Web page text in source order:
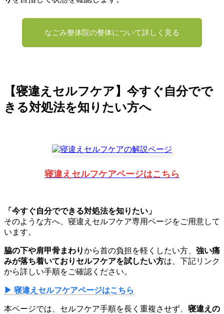
なごみ整体院の整体について詳しく見る
【寝違えセルフケア】今すぐ自分でで
きる対処法を知りたい方へ
寝違えセルフケアページはこちら
「今すぐ自分でできる対処法を知りたい」
そのような方へ、寝違えセルフケア専用ページをご用意して
います。
脇の下や肩甲骨まわりから首の負担を軽くしたい方、 強い痛
みが落ち着いておりセルフケアを試したい方は、下記リンク
から詳しい手順をご確認ください。
▶ 寝違えセルフケアページはこちら
本ページでは、セルフケア手順を長く重複させず、 寝違えの